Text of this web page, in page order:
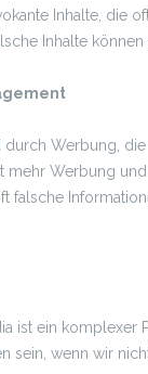
Inhalte, die
Inhalte
Werbung,
mehr Werbung
falsche
ist ein
sein, wenn wir